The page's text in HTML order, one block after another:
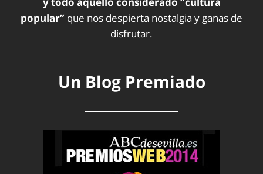
popular” que nos despierta nostalgia y ganas de
disfrutar.
Un Blog Premiado